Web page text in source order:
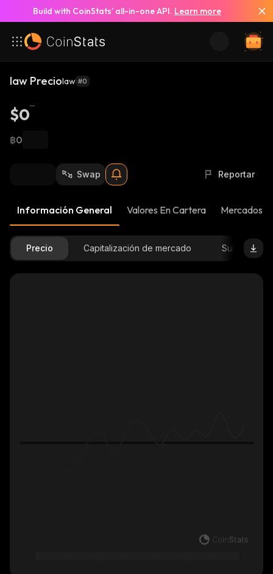
Build with CoinStats’ all-in-one API. Learn more
law Preciolaw #0
$0
฿0
Swap Reportar
Información General Valores En Cartera Mercados
Precio Capitalización de mercado Suministro